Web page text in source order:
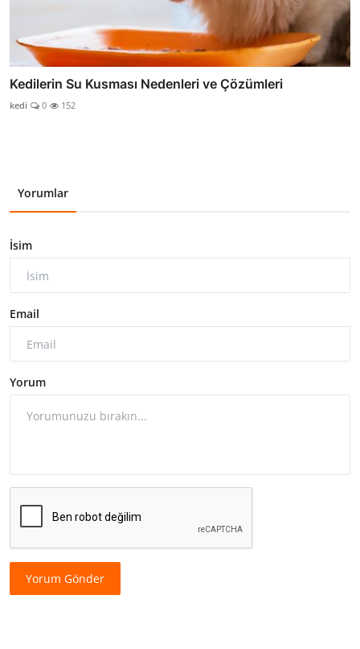
Kedilerin Su Kusması Nedenleri ve Çözümleri
kedi 0 152
Yorumlar
İsim
Email
Yorum
Yorum Gönder